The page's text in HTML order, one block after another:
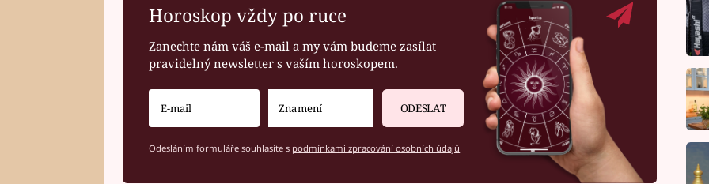
Horoskop vždy po ruce
Zanechte nám váš e-mail a my vám budeme zasílat
pravidelný newsletter s vaším horoskopem.
ODESLAT
Odesláním formuláře souhlasíte s podmínkami zpracování osobních údajů